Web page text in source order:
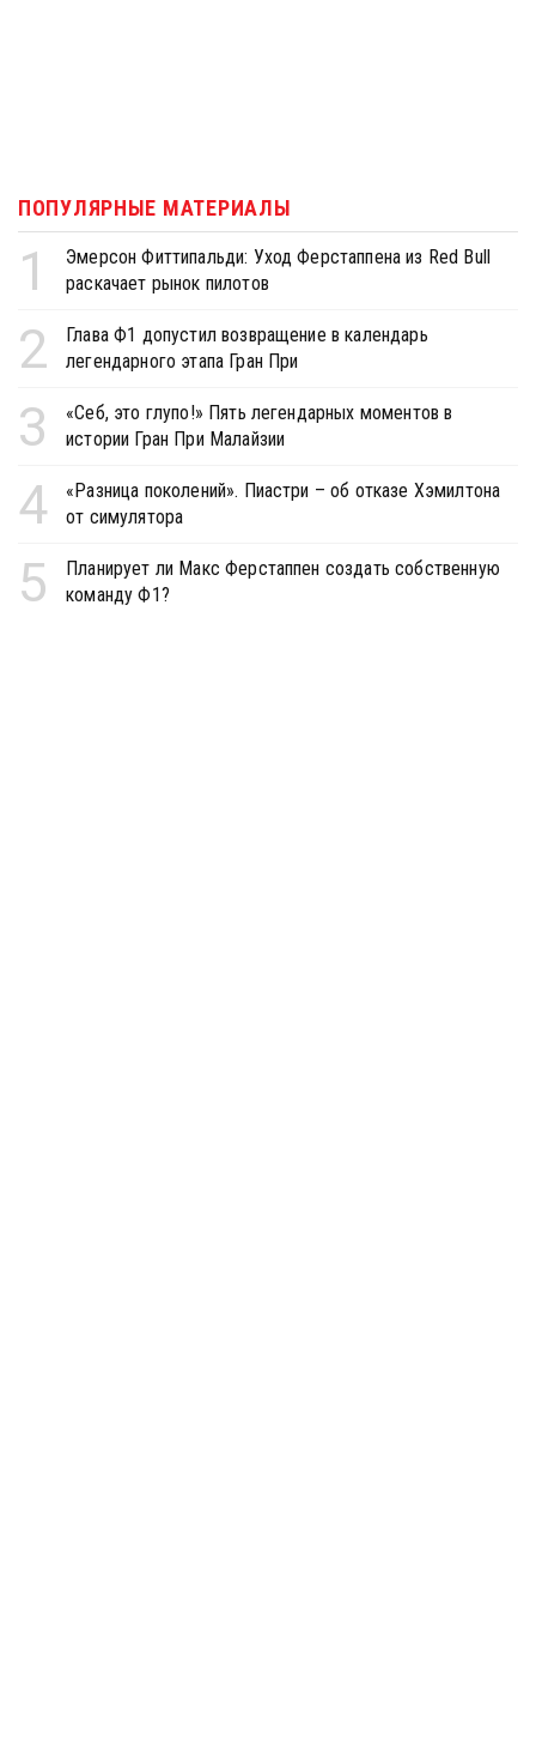
ПОПУЛЯРНЫЕ МАТЕРИАЛЫ
1
Эмерсон Фиттипальди: Уход Ферстаппена из Red Bull
раскачает рынок пилотов
2
Глава Ф1 допустил возвращение в календарь
легендарного этапа Гран При
3
«Себ, это глупо!» Пять легендарных моментов в
истории Гран При Малайзии
4
«Разница поколений». Пиастри – об отказе Хэмилтона
от симулятора
5
Планирует ли Макс Ферстаппен создать собственную
команду Ф1?